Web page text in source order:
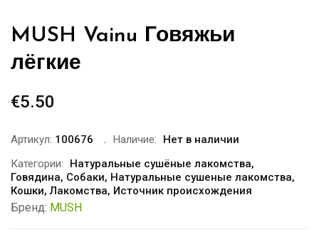
MUSH Vainu Говяжьи
лёгкие
€5.50
Артикул: 100676 Наличие:
Нет в наличии
Категории:
Натуральные сушёные лакомства,
Говядина, Собаки, Натуральные сушеные лакомства,
Кошки, Лакомства, Источник происхождения
Бренд: MUSH